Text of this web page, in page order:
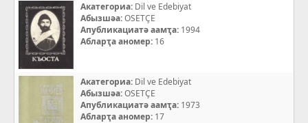
Акатегориа: Dil ve Edebiyat
Абызшәа:OSETÇE
Апубликациатә аамҭа: 1994
Абларҭа аномер: 16
Акатегориа: Dil ve Edebiyat
Абызшәа:OSETÇE
Апубликациатә аамҭа: 1973
Абларҭа аномер: 17